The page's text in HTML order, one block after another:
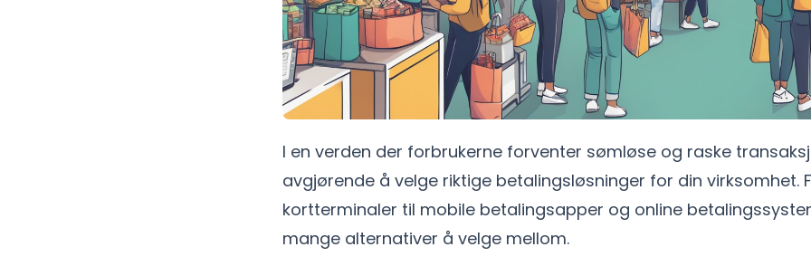
I en verden der forbrukerne forventer sømløse og raske
avgjørende å velge riktige betalingsløsninger for din virksomhet.
kortterminaler til mobile betalingsapper og online
mange alternativer å velge mellom.